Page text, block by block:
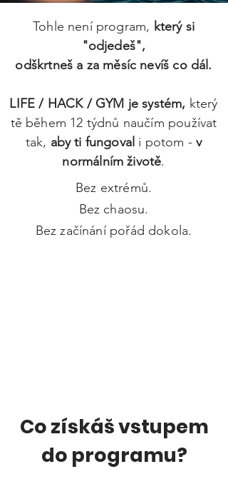
Tohle není program, který si
"odjedeš",
odškrtneš a za měsíc nevíš co dál.
LIFE / HACK / GYM jesystém, který
tě během 12 týdnů naučím používat
tak, aby ti fungoval i potom -v
normálním životě.
Bez extrémů.
Bez chaosu.
Bez začínání pořád dokola.
Co získáš vstupem
do programu?